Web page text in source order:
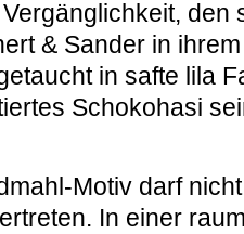
den
& Sander in
in safte lila
Schokohasi
Motiv darf
In einer